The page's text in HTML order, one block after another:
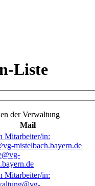
Liste
der Verwaltung
Mail